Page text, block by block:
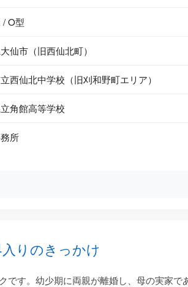
/ O型
仙市（旧西仙北町）
西仙北中学校（旧刈和野町エリア）
角館高等学校
所
りのきっかけ
です。幼少期に両親が離婚し、母の実家で